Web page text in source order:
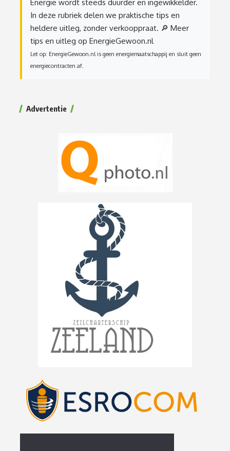
Energie wordt steeds duurder en ingewikkelder.
In deze rubriek delen we praktische tips en
heldere uitleg, zonder verkooppraat. 🔎 Meer
tips en uitleg op EnergieGewoon.nl
Let op: EnergieGewoon.nl is geen energiemaatschappij en sluit geen
energiecontracten af.
Advertentie